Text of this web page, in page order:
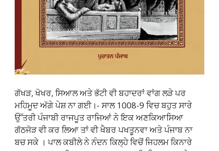
ਗੱਖੜ, ਖੋਖਰ, ਸਿਆਲ ਅਤੇ ਭੱਟੀ ਵੀ ਬਹਾਦਰਾਂ ਵਾਂਗ ਲੜੇ ਪਰ
ਮਹਿਮੂਦ ਅੱਗੇ ਪੇਸ਼ ਨਾ ਗਈ।- ਸਾਲ 1008-9 ਵਿਚ ਬਹੁਤ ਸਾਰੇ
ਉੱਤਰੀ ਪੰਜਾਬੀ ਰਾਜਪੂਤ ਰਾਜਿਆਂ ਨੇ ਇਕ ਅਣਕਿਆਸਿਆ
ਗੱਠਜੋੜ ਵੀ ਕਰ ਲਿਆ ਤਾਂ ਵੀ ਖੈਬਰ ਪਖਤੂਨਵਾ ਅਤੇ ਪੰਜਾਬ ਨਾ
ਬਚ ਸਕੇ । ਪਾਲ ਕਬੀਲੇ ਨੇ ਨੰਦਨ ਕਿਲ੍ਹੇ ਵਿਚੋਂ ਜਿਹਲਮ ਕਿਨਾਰੇ